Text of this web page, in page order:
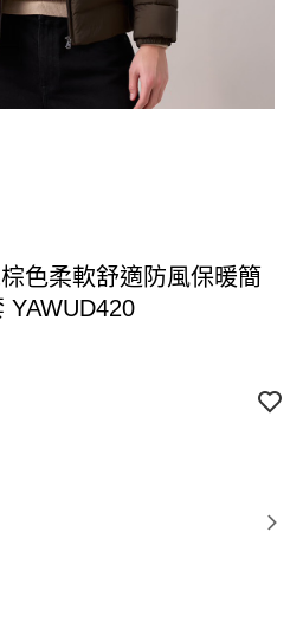
色柔軟舒適防風保暖簡
YAWUD420